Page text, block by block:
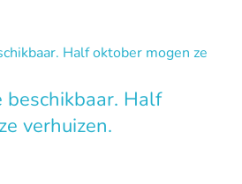
Half
verhuizen.